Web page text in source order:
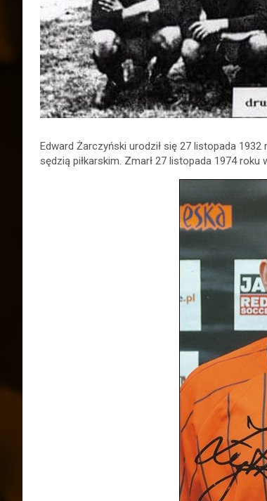
Edward Żarczyński urodził się 27 listopada
sędzią piłkarskim. Zmarł 27 listopada 1974